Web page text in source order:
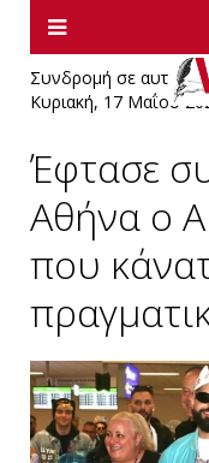
Συνδρομή σε αυτήν
Κυριακή, 17 Μαΐου
Έφτασε
Αθήνα ο
που